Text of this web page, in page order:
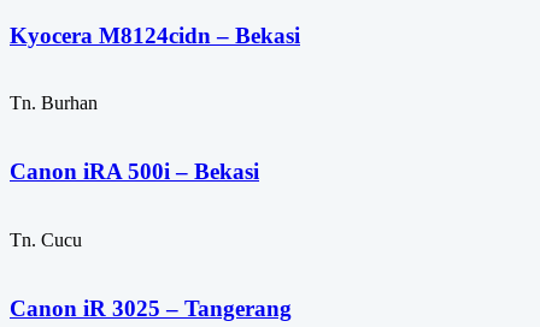
Kyocera M8124cidn – Bekasi
Tn. Burhan
Canon iRA 500i – Bekasi
Tn. Cucu
Canon iR 3025 – Tangerang